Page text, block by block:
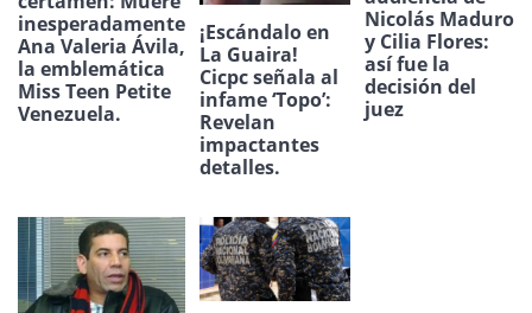
inesperadamente
Ana Valeria Ávila,
la emblemática
Miss Teen Petite
Venezuela.
¡Escándalo en
La Guaira!
Cicpc señala al
infame ‘Topo’:
Revelan
impactantes
detalles.
Nicolás Maduro
y Cilia Flores:
así fue la
decisión del
juez